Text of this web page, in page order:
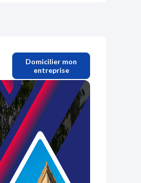
Domicilier mon
entreprise